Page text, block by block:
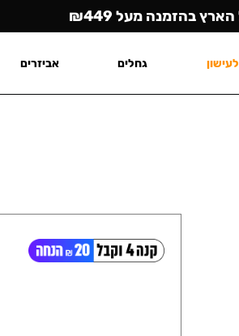
בהזמנה מעל ₪449
גחלים אביזרים